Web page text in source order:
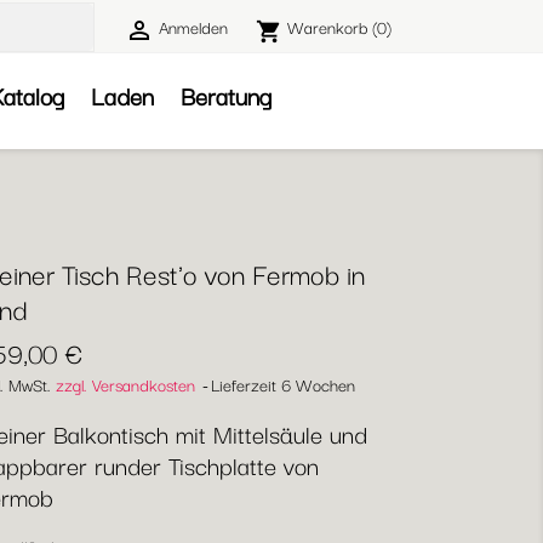
 Anmelden shopping_cart Warenkorb(0)
Laden Beratung
Tisch Rest'o von Fermob in
€
MwSt. zzgl. Versandkosten Lieferzeit 6 Wochen
Balkontisch mit Mittelsäule und
runder Tischplatte von